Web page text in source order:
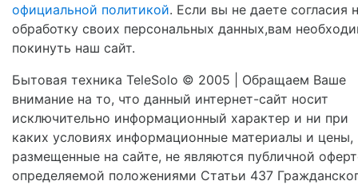
официальной политикой. Если вы не даете согласия
обработку своих персональных данных,вам
покинуть наш сайт.
Бытовая техника TeleSolo © 2005 | Обращаем Ваше
внимание на то, что данный интернет-сайт носит
исключительно информационный характер и ни при
каких условиях информационные материалы и цены,
размещенные на сайте, не являются публичной
определяемой положениями Статьи 437